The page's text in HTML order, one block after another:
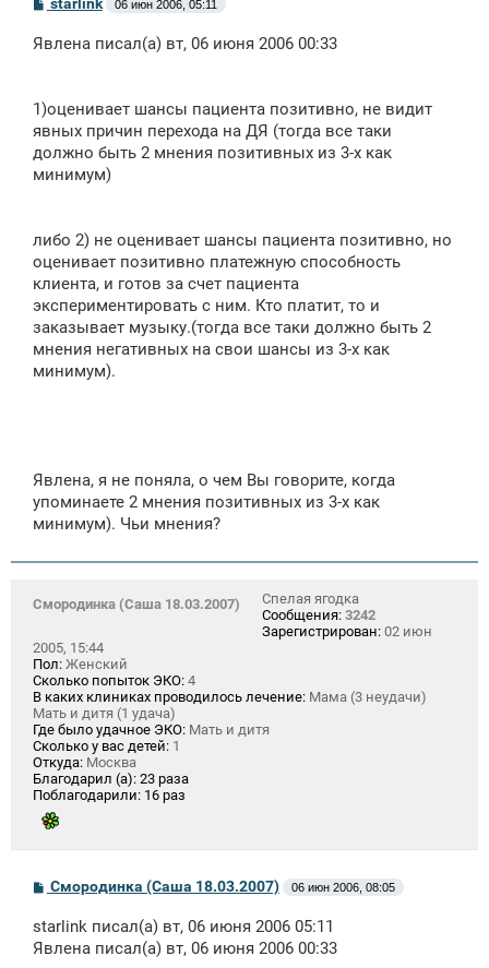
о
б
и
06 июн 2006, 05:11
Явлена писал(а) вт, 06 июня 2006 00:33
1)оценивает шансы пациента позитивно, не видит
явных причин перехода на ДЯ (тогда все таки
должно быть 2 мнения позитивных из 3-х как
минимум)
либо 2) не оценивает шансы пациента позитивно, но
оценивает позитивно платежную способность
клиента, и готов за счет пациента
экспериментировать с ним. Кто платит, то и
заказывает музыку.(тогда все таки должно быть 2
мнения негативных на свои шансы из 3-х как
минимум).
Явлена, я не поняла, о чем Вы говорите, когда
упоминаете 2 мнения позитивных из 3-х как
минимум). Чьи мнения?
Смородинка (Саша 18.03.2007)
Спелая ягодка
Сообщения: 3242
Зарегистрирован: 02 июн
2005, 15:44
Пол: Женский
Сколько попыток ЭКО: 4
В каких клиниках проводилось лечение: Мама (3 неудачи)
Мать и дитя (1 удача)
Где было удачное ЭКО: Мать и дитя
Сколько у вас детей: 1
Откуда: Москва
Благодарил (а): 23 раза
Поблагодарили: 16 раз
С
о
б
щ
Смородинка (Саша 18.03.2007) 06 июн 2006, 08:05
starlink писал(а) вт, 06 июня 2006 05:11
Явлена писал(а) вт, 06 июня 2006 00:33